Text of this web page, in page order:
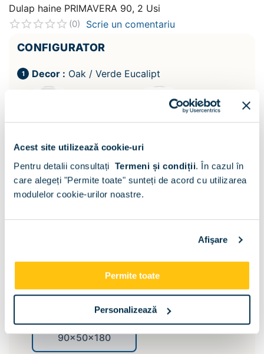
Acest site utilizează cookie-uri
Pentru detalii consultați Termeni și condiții. În cazul în
care alegeți "Permite toate" sunteți de acord cu utilizarea
modulelor cookie-urilor noastre.
Afişare
Permite toate
Personalizează
Dulap haine PRIMAVERA 90, 2 Usi
(0) Scrie un comentariu
CONFIGURATOR
Decor : Oak / Verde Eucalipt
Bara umerase si
90x50x180